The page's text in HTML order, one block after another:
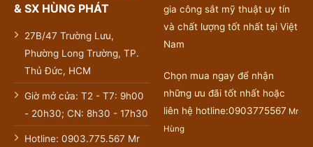
& SX HÙNG PHÁT
27B/47 Trường Lưu,
Phường Long Trường, TP.
Thủ Đức, HCM
Giờ mở cửa: T2 - T7: 9h00
- 20h30; CN: 8h30 - 17h30
Hotline: 0903.775.567 Mr
gia công sắt mỹ thuật uy tín
và chất lượng tốt nhất tại Việt
Nam
Chọn mua ngay để nhận
những ưu đãi tốt nhất hoặc
liên hệ hotline:0903775567 Mr
Hùng